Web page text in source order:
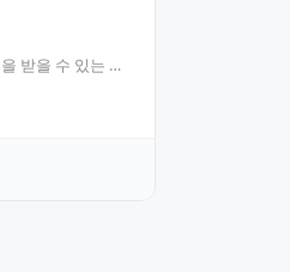
받을 수 있는 상